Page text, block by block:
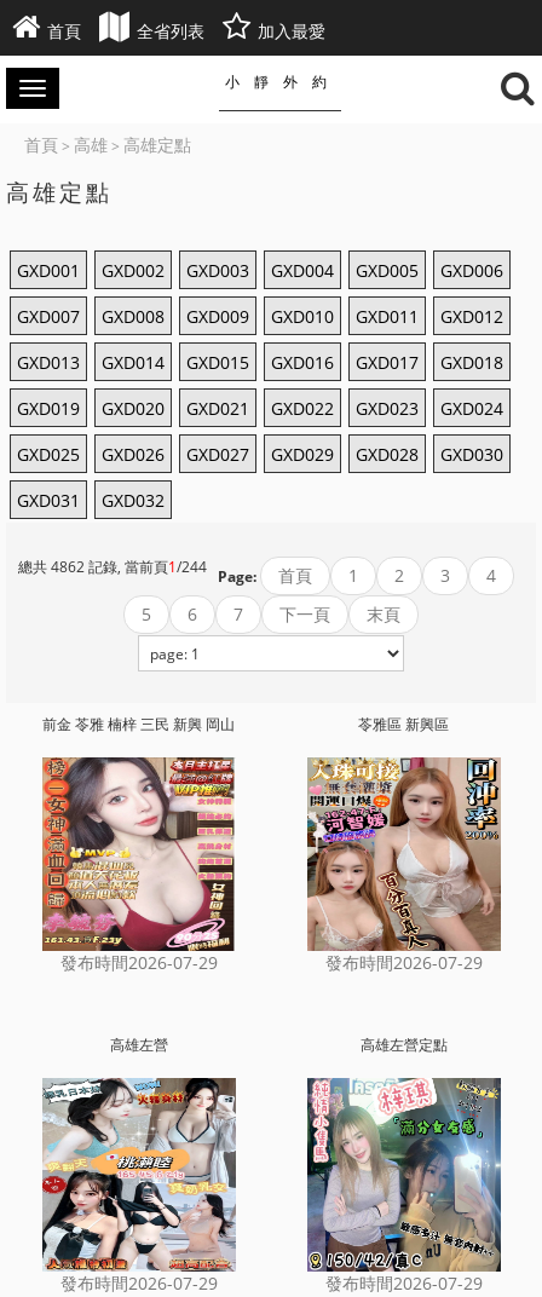
首頁 全省列表 加入最愛
小靜外約
首頁> 高雄> 高雄定點
高雄定點
GXD001 GXD002 GXD003 GXD004 GXD005
GXD006
GXD007
GXD008 GXD009 GXD010 GXD011
GXD012
GXD013
GXD014 GXD015 GXD016 GXD017
GXD018
GXD019
GXD020 GXD021 GXD022 GXD023
GXD024
GXD025
GXD026 GXD027 GXD029 GXD028
GXD030
GXD031
GXD032
Page:
總共 4862 記錄, 當前頁1/244 首頁 1 2 3
4
5
6 7 下一頁 末頁
前金 苓雅 楠梓 三民 新興 岡山
發布時間2026-07-29
苓雅區 新興區
發布時間2026-07-29
高雄左營
發布時間2026-07-29
高雄左營定點
發布時間2026-07-29